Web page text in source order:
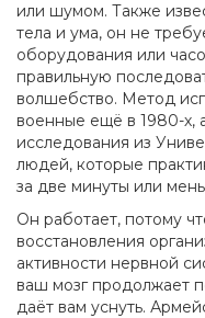
или шумом. Также
тела и ума, он не
оборудования или
правильную
волшебство. Метод
военные ещё в 1980-х,
исследования из
людей, которые
за две минуты или
Он работает, потому
восстановления
активности нервной
ваш мозг продолжает
даёт вам уснуть.